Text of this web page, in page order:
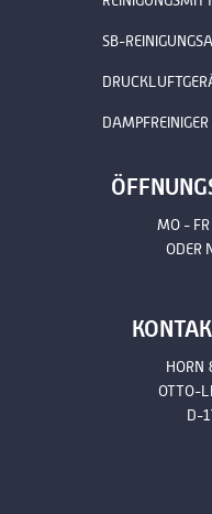
SB-
DAMPFREINIGER
MO -
ODER
HORN
OTTO-
D-